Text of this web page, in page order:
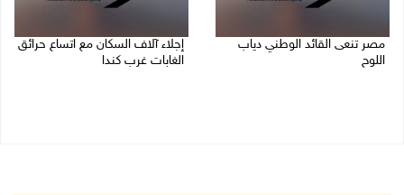
مصر تنعى القائد الوطني دياب
اللوح
إجلاء آلاف السكان مع اتساع حرائق
الغابات غرب كندا